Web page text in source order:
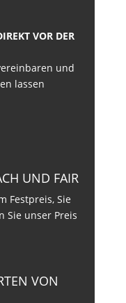
VOR DER
und
lassen
UND FAIR
Festpreis, Sie
Sie unser Preis
VON